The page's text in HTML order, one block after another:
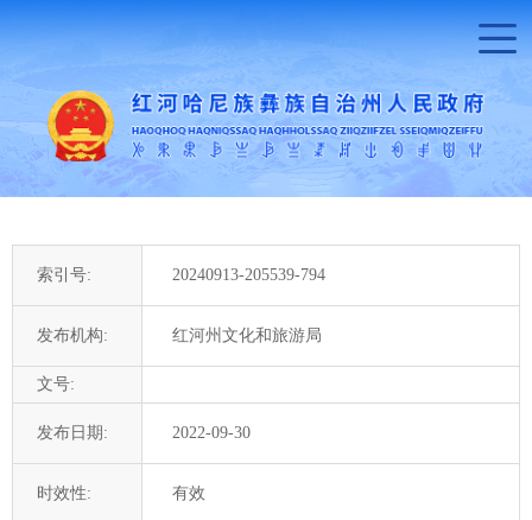
索引号: 20240913-205539-794
发布机构: 红河州文化和旅游局
文号:
发布日期: 2022-09-30
时效性: 有效